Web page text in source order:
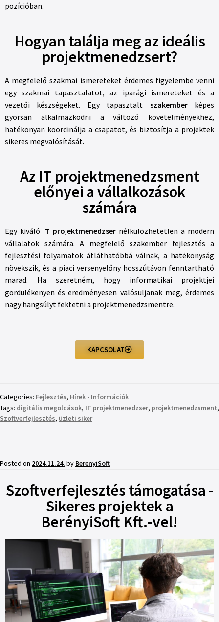
pozícióban.
Hogyan találja meg az ideális
projektmenedzsert?
A megfelelő szakmai ismereteket érdemes figyelembe venni
egy szakmai tapasztalatot, az iparági ismereteket és a
vezetői készségeket. Egy tapasztalt szakember képes
gyorsan alkalmazkodni a változó követelményekhez,
hatékonyan koordinálja a csapatot, és biztosítja a projektek
sikeres megvalósítását.
Az IT projektmenedzsment
előnyei a vállalkozások
számára
Egy kiváló IT projektmenedzser nélkülözhetetlen a modern
vállalatok számára. A megfelelő szakember fejlesztés a
fejlesztési folyamatok átláthatóbbá válnak, a hatékonyság
növekszik, és a piaci versenyelőny hosszútávon fenntartható
marad. Ha szeretném, hogy informatikai projektjei
gördülékenyen és eredményesen valósuljanak meg, érdemes
nagy hangsúlyt fektetni a projektmenedzsmentre.
KAPCSOLAT
Categories: Fejlesztés, Hírek - Információk
Tags: digitális megoldások, IT projektmenedzser, projektmenedzsment,
Szoftverfejlesztés, üzleti siker
Posted on 2024.11.24. by BerenyiSoft
Szoftverfejlesztés támogatása -
Sikeres projektek a
BerényiSoft Kft.-vel!